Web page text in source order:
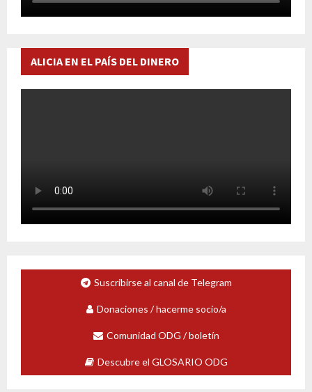
ALICIA EN EL PAÍS DEL DINERO
Suscribirse al canal de Telegram
Donaciones / hacerme socio/a
Comunidad ODG / boletín
Descubre el GLOSARIO ODG